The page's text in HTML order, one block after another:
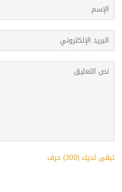
تبقى لديك (300) حرف